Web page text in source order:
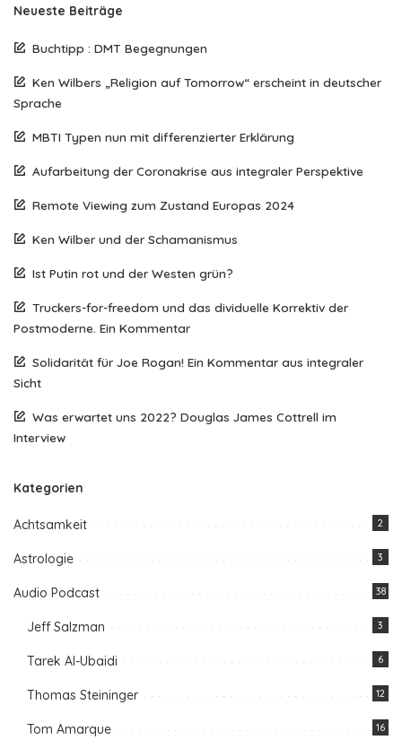
Neueste Beiträge
Buchtipp : DMT Begegnungen
Ken Wilbers „Religion auf Tomorrow“ erscheint in deutscher
Sprache
MBTI Typen nun mit differenzierter Erklärung
Aufarbeitung der Coronakrise aus integraler Perspektive
Remote Viewing zum Zustand Europas 2024
Ken Wilber und der Schamanismus
Ist Putin rot und der Westen grün?
Truckers-for-freedom und das dividuelle Korrektiv der
Postmoderne. Ein Kommentar
Solidarität für Joe Rogan! Ein Kommentar aus integraler
Sicht
Was erwartet uns 2022? Douglas James Cottrell im
Interview
Kategorien
Achtsamkeit 2
Astrologie 3
Audio Podcast 38
Jeff Salzman 3
Tarek Al-Ubaidi 6
Thomas Steininger 12
Tom Amarque 16